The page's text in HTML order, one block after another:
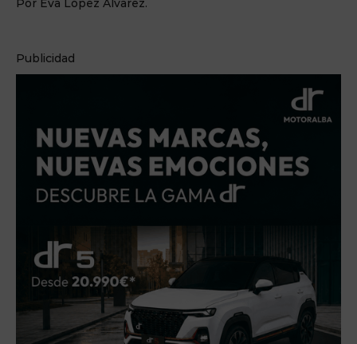
Por Eva López Álvarez.
Publicidad